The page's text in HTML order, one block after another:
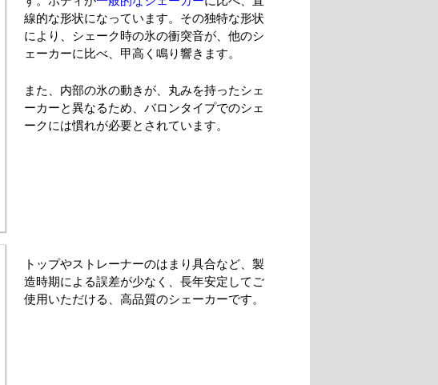
線的な形状になっています。その独特な形状
により、シェーク時の氷の衝突音が、他のシ
ェーカーに比べ、甲高く鳴り響きます。
また、内部の氷の動きが、丸みを持ったシェ
ーカーと異なるため、バロンタイプでのシェ
ークには慣れが必要とされています。
トップやストレーナーのはまり具合など、製
造時期による誤差が少なく、長年安定してご
使用いただける、高品質のシェーカーです。